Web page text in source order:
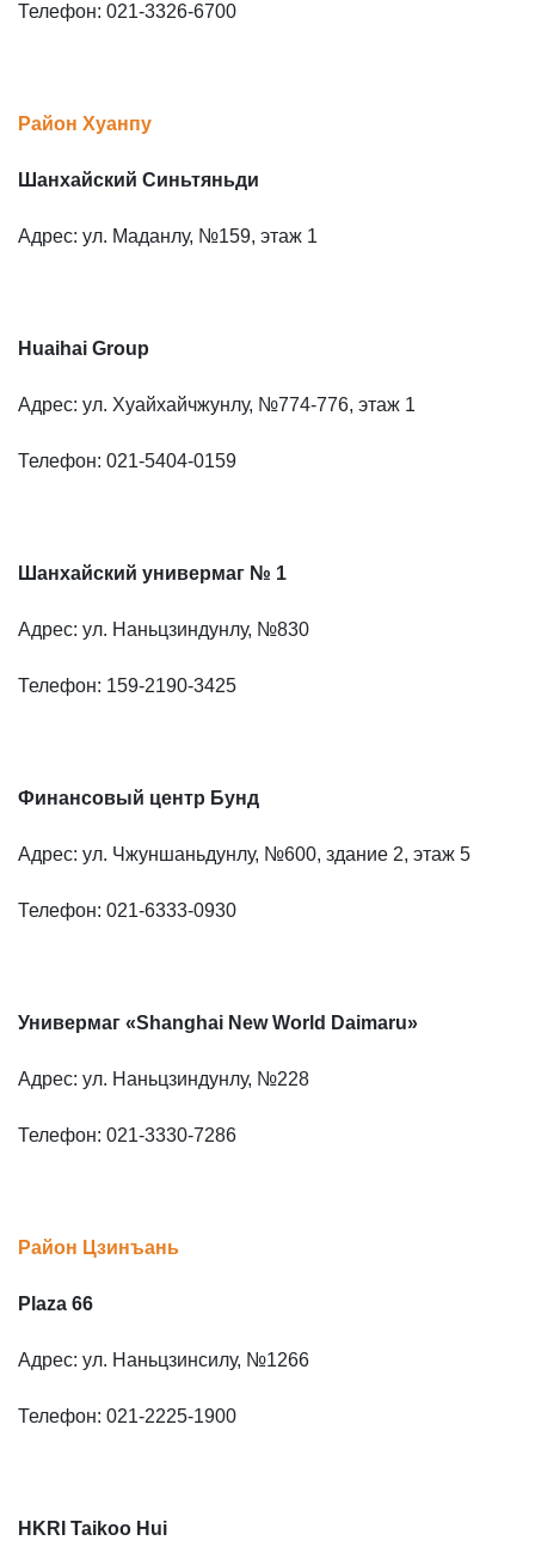
Телефон: 021-3326-6700
Район Хуанпу
Шанхайский Синьтяньди
Адрес: ул. Маданлу, №159, этаж 1
Huaihai Group
Адрес: ул. Хуайхайчжунлу, №774-776, этаж 1
Телефон: 021-5404-0159
Шанхайский универмаг № 1
Адрес: ул. Наньцзиндунлу, №830
Телефон: 159-2190-3425
Финансовый центр Бунд
Адрес: ул. Чжуншаньдунлу, №600, здание 2, этаж 5
Телефон: 021-6333-0930
Универмаг «Shanghai New World Daimaru»
Адрес: ул. Наньцзиндунлу, №228
Телефон: 021-3330-7286
Район Цзинъань
Plaza 66
Адрес: ул. Наньцзинсилу, №1266
Телефон: 021-2225-1900
HKRI Taikoo Hui